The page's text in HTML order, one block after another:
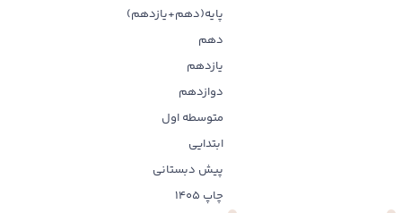
پایه(دهم+یازدهم)
دهم
یازدهم
دوازدهم
متوسطه اول
ابتدایی
پیش دبستانی
چاپ 1405